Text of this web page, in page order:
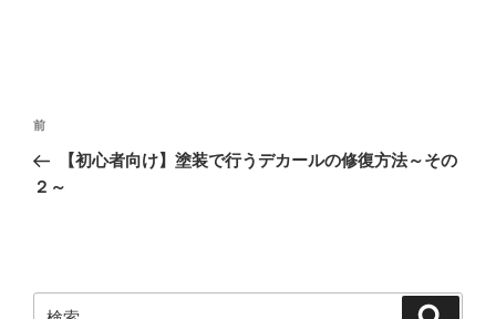
投
ナ
シ
前
の
投
前
【初心者向け】塗装で行うデカールの修復方法～その
２～